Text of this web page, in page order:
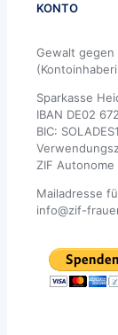
KONTO
Gewalt gegen
Sparkasse
IBAN DE02
BIC:
ZIF
Mailadresse
info@zif-